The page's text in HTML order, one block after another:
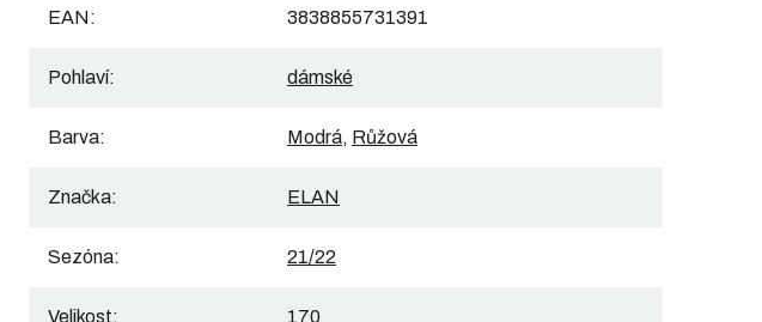
EAN: 3838855731391
Pohlaví: dámské
Barva: Modrá, Růžová
Značka: ELAN
Sezóna: 21/22
Velikost: 170